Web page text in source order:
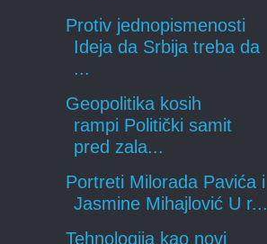
Protiv jednopismenosti
Ideja da Srbija treba da
...
Geopolitika kosih
rampi Politički samit
pred zala...
Portreti Milorada Pavića i
Jasmine Mihajlović U r...
Tehnologija kao novi